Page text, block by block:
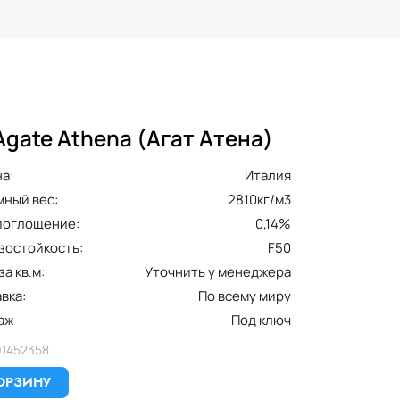
Блог
Athena (Агат Атена)
Италия
вес:
2810кг/м3
0,14%
F50
кв.м:
Уточнить у менеджера
По всему миру
Под ключ